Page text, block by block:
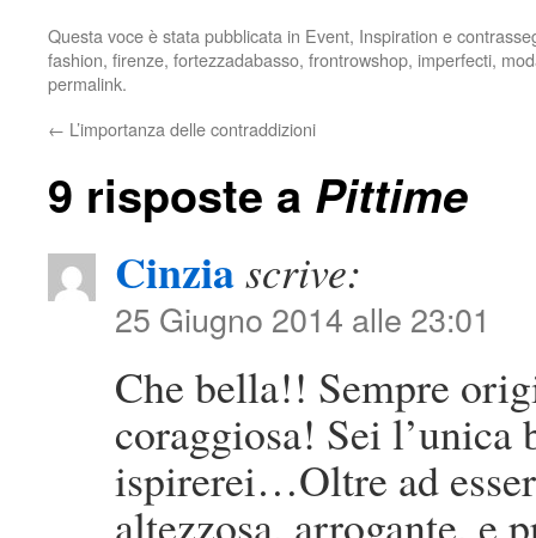
Questa voce è stata pubblicata in Event, Inspiration e
fashion, firenze, fortezzadabasso, frontrowshop, imperfecti,
permalink.
← L’importanza delle contraddizioni
9 risposte a Pittime
Cinziascrive:
25 Giugno 2014 alle 23:01
Che bella!! Sempre
coraggiosa! Sei
ispirerei…Oltre ad
altezzosa, arrogante, e